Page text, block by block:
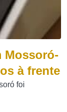
Mossoró-
à frente
foi